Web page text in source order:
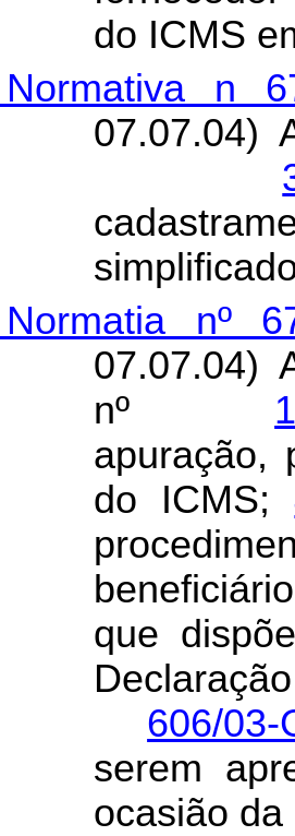
do ICMS
n
07.07.04)
nº
07.07.04)
nº
apuração,
do ICMS;
que
606/03-
serem
ocasião